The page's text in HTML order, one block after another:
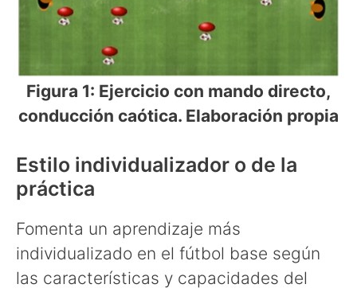
Figura 1: Ejercicio con mando directo,
conducción caótica. Elaboración propia
Estilo individualizador o de la
práctica
Fomenta un aprendizaje más
individualizado en el fútbol base según
las características y capacidades del